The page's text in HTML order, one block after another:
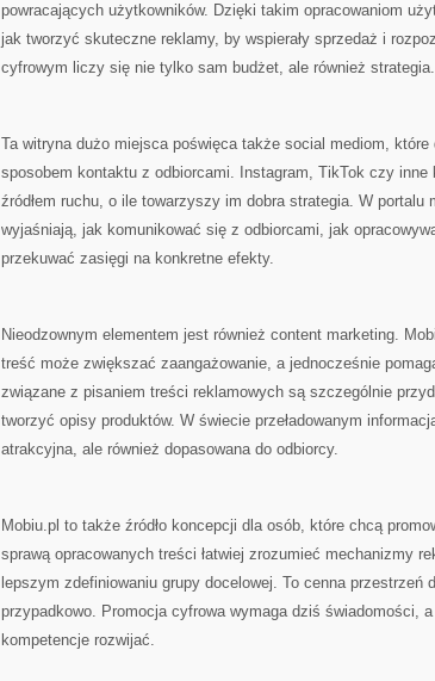
powracających użytkowników. Dzięki takim opracowaniom
jak tworzyć skuteczne reklamy, by wspierały sprzedaż i
cyfrowym liczy się nie tylko sam budżet, ale również strategia.
Ta witryna dużo miejsca poświęca także social mediom,
sposobem kontaktu z odbiorcami. Instagram, TikTok czy inne
źródłem ruchu, o ile towarzyszy im dobra strategia. W portalu
wyjaśniają, jak komunikować się z odbiorcami, jak
przekuwać zasięgi na konkretne efekty.
Nieodzownym elementem jest również content marketing.
treść może zwiększać zaangażowanie, a jednocześnie
związane z pisaniem treści reklamowych są szczególnie
tworzyć opisy produktów. W świecie przeładowanym
atrakcyjna, ale również dopasowana do odbiorcy.
Mobiu.pl to także źródło koncepcji dla osób, które chcą
sprawą opracowanych treści łatwiej zrozumieć mechanizmy
lepszym zdefiniowaniu grupy docelowej. To cenna przestrzeń
przypadkowo. Promocja cyfrowa wymaga dziś świadomości,
kompetencje rozwijać.